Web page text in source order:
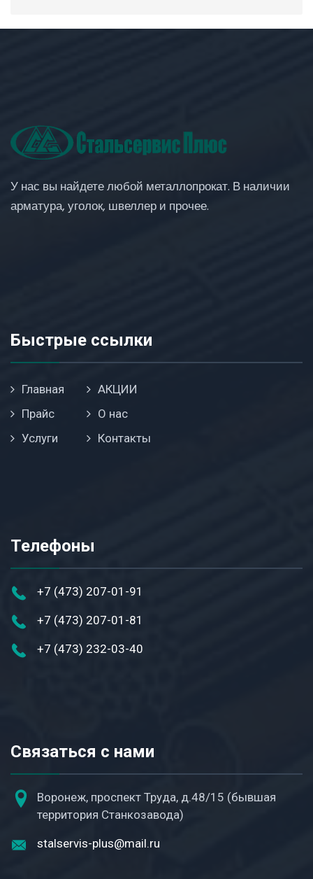
У нас вы найдете любой металлопрокат. В наличии
арматура, уголок, швеллер и прочее.
Быстрые ссылки
Главная
Прайс
Услуги
АКЦИИ
О нас
Контакты
Телефоны
+7 (473) 207-01-91
+7 (473) 207-01-81
+7 (473) 232-03-40
Связаться с нами
Воронеж, проспект Труда, д.48/15 (бывшая
территория Станкозавода)
stalservis-plus@mail.ru